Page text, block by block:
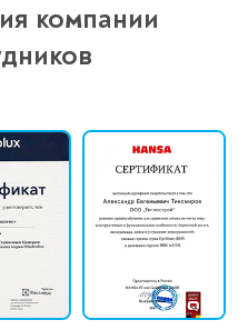
компании